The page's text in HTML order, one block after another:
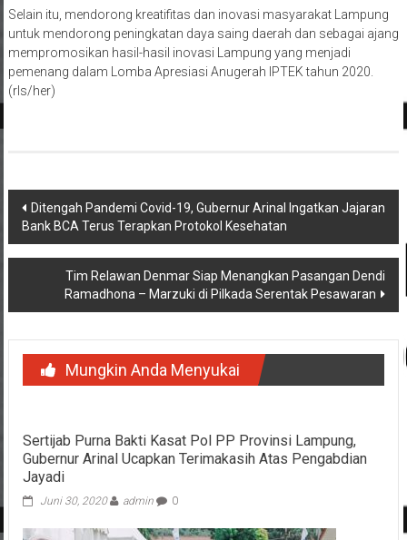
Selain itu, mendorong kreatifitas dan inovasi masyarakat Lampung
untuk mendorong peningkatan daya saing daerah dan sebagai ajang
mempromosikan hasil-hasil inovasi Lampung yang menjadi
pemenang dalam Lomba Apresiasi Anugerah IPTEK tahun 2020.
(rls/her)
Navigasi
pos
Ditengah Pandemi Covid-19, Gubernur Arinal Ingatkan Jajaran
Bank BCA Terus Terapkan Protokol Kesehatan
Tim Relawan Denmar Siap Menangkan Pasangan Dendi
Ramadhona – Marzuki di Pilkada Serentak Pesawaran
Mungkin Anda Menyukai
Sertijab Purna Bakti Kasat Pol PP Provinsi Lampung,
Gubernur Arinal Ucapkan Terimakasih Atas Pengabdian
Jayadi
Juni 30, 2020 admin 0